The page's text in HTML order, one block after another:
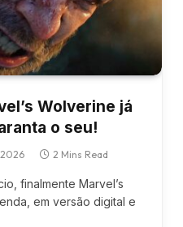
Wolverine já
o seu!
2 Mins Read
finalmente Marvel’s
em versão digital e